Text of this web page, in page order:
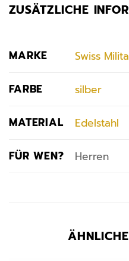
ZUSÄTZLICHE
MARKE Swiss
FARBE silber
MATERIAL Edelstahl
FÜR WEN? Herren